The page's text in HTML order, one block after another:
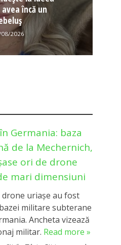
încă un
2026
Germania: baza
de la Mechernich,
ori de drone
mari dimensiuni
drone uriașe au fost
militare subterane
Ancheta vizează
militar. Read more »